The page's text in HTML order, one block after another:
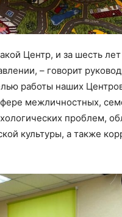
Центр, и за шесть
– говорит
работы наших
межличностных,
проблем,
культуры, а также